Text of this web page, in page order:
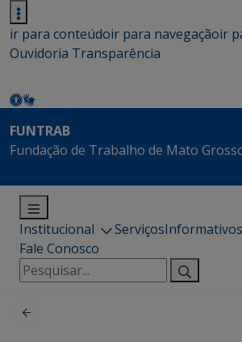
ir para conteúdoir para navegaçãoir
Ouvidoria Transparência
FUNTRAB
Fundação de Trabalho de Mato
Institucional ServiçosInformativos
Fale Conosco
Pesquisar
por: